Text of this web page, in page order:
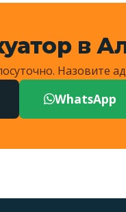
в
WhatsApp